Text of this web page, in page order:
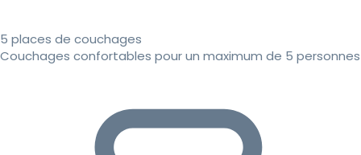
5 places de couchages
Couchages confortables pour un maximum de 5 personnes